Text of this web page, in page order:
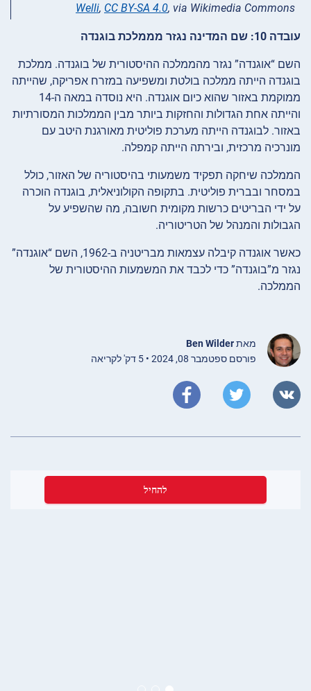
Welli, CC BY-SA 4.0, via Wikimedia Commons
עובדה 10: שם המדינה נגזר מממלכת בוגנדה
השם “אוגנדה” נגזר מהממלכה ההיסטורית של בוגנדה. ממלכת
בוגנדה הייתה ממלכה בולטת ומשפיעה במזרח אפריקה, שהייתה
ממוקמת באזור שהוא כיום אוגנדה. היא נוסדה במאה ה-14
והייתה אחת הגדולות והחזקות ביותר מבין הממלכות המסורתיות
באזור. לבוגנדה הייתה מערכת פוליטית מאורגנת היטב עם
מונרכיה מרכזית, ובירתה הייתה קמפלה.
הממלכה שיחקה תפקיד משמעותי בהיסטוריה של האזור, כולל
במסחר ובברית פוליטית. בתקופה הקולוניאלית, בוגנדה הוכרה
על ידי הבריטים כרשות מקומית חשובה, מה שהשפיע על
הגבולות והמנהל של הטריטוריה.
כאשר אוגנדה קיבלה עצמאות מבריטניה ב-1962, השם “אוגנדה”
נגזר מ”בוגנדה” כדי לכבד את המשמעות ההיסטורית של
הממלכה.
מאתBen Wilder
פורסם ספטמבר 08, 2024 • 5 דק' לקריאה
להחיל